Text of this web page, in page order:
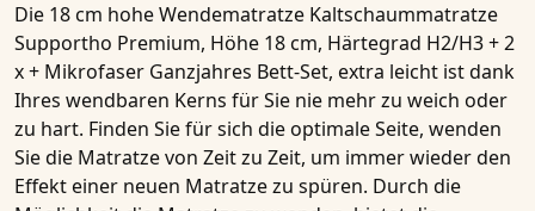
Die 18 cm hoheWendematratze Kaltschaummatratze
Supportho Premium, Höhe 18 cm, Härtegrad H2/H3 + 2
x + Mikrofaser Ganzjahres Bett-Set, extra leicht ist dank
Ihres wendbaren Kerns für Sie nie mehr zu weich oder
zu hart. Finden Sie für sich die optimale Seite, wenden
Sie die Matratzevon Zeit zu Zeit, um immer wieder den
Effekt einer neuen Matratzezu spüren. Durch die